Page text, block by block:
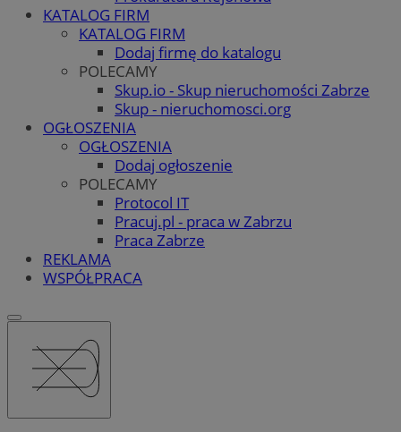
KATALOG FIRM
KATALOG FIRM
Dodaj firmę do katalogu
POLECAMY
Skup.io - Skup nieruchomości Zabrze
Skup - nieruchomosci.org
OGŁOSZENIA
OGŁOSZENIA
Dodaj ogłoszenie
POLECAMY
Protocol IT
Pracuj.pl - praca w Zabrzu
Praca Zabrze
REKLAMA
WSPÓŁPRACA